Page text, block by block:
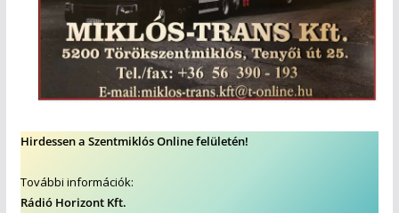
Hirdessen a Szentmiklós Online felületén!
További információk:
Rádió Horizont Kft.